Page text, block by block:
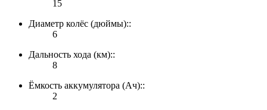
15
Диаметр колёс (дюймы)::
6
Дальность хода (км)::
8
Ёмкость аккумулятора (Ач)::
2